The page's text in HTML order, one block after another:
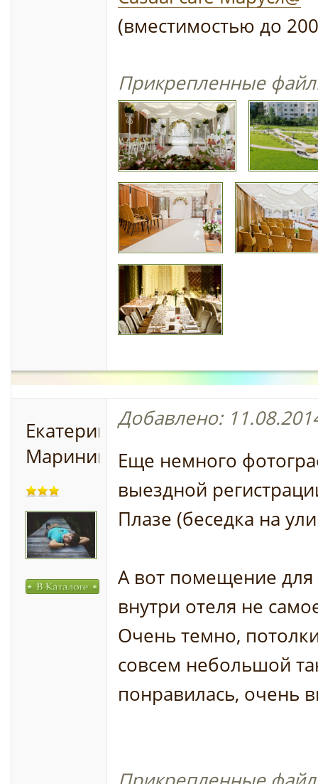
(вместимостью до
Прикрепленные
Екатерина
Маринина
Добавлено:
Еще немного
выездной
Плазе (беседка на
А вот помещение для
внутри отеля не
Очень темно,
совсем небольшой
понравилась, очень